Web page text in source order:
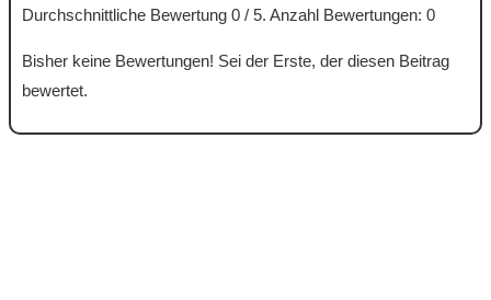
Durchschnittliche Bewertung 0 / 5. Anzahl Bewertungen: 0
Bisher keine Bewertungen! Sei der Erste, der diesen Beitrag
bewertet.